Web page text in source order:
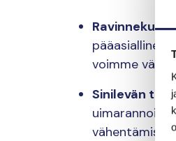
pääasiallinen
voimme
Sinilevän